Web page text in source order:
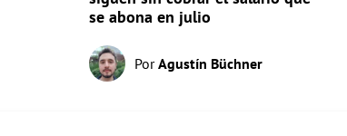
se abona en julio
PorAgustín Büchner